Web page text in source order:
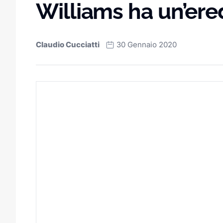
Williams ha
Claudio Cucciatti 30 Gennaio 2020